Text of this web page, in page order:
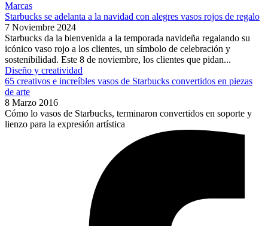
Marcas
Starbucks se adelanta a la navidad con alegres vasos rojos de regalo
7 Noviembre 2024
Starbucks da la bienvenida a la temporada navideña regalando su
icónico vaso rojo a los clientes, un símbolo de celebración y
sostenibilidad. Este 8 de noviembre, los clientes que pidan...
Diseño y creatividad
65 creativos e increíbles vasos de Starbucks convertidos en piezas
de arte
8 Marzo 2016
Cómo lo vasos de Starbucks, terminaron convertidos en soporte y
lienzo para la expresión artística